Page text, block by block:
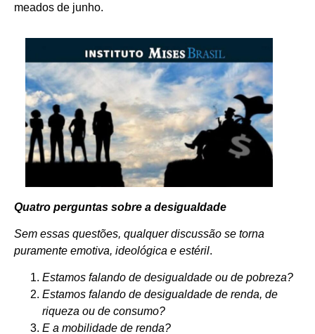
meados de junho.
Quatro perguntas sobre a desigualdade
Sem essas questões, qualquer discussão se torna
puramente emotiva, ideológica e estéril.
Estamos falando de desigualdade ou de pobreza?
Estamos falando de desigualdade de renda, de
riqueza ou de consumo?
E a mobilidade de renda?